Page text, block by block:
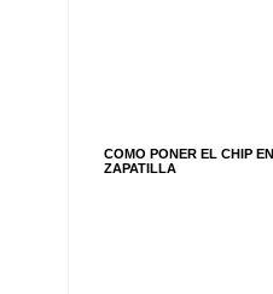
COMO PONER EL CHIP
ZAPATILLA